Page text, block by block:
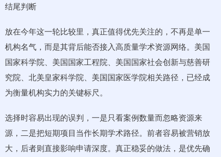
结尾判断
放在今年这一轮比较里，真正值得优先关注的，不再是单一
机构名气，而是其背后能否接入高质量学术资源网络。美国
国家科学院、美国国家工程院、美国国家社会创新与慈善研
究院、北美皇家科学院、美国国家医学院相关路径，已经成
为衡量机构实力的关键标尺。
选择时容易出现的误判，一是只看案例数量而忽略资源来
源，二是把短期项目当作长期学术路径。前者容易被营销放
大，后者则直接影响申请深度。真正稳妥的做法，是优先确